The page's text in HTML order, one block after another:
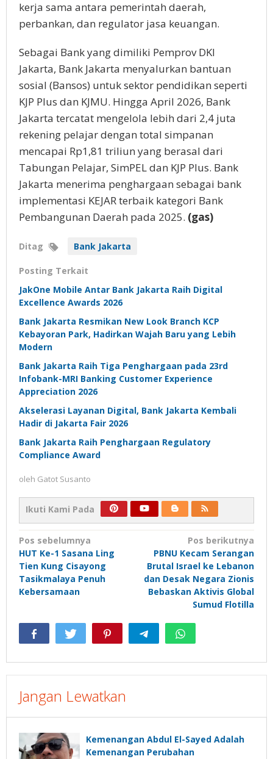
kerja sama antara pemerintah daerah,
perbankan, dan regulator jasa keuangan.
Sebagai Bank yang dimiliki Pemprov DKI
Jakarta, Bank Jakarta menyalurkan bantuan
sosial (Bansos) untuk sektor pendidikan seperti
KJP Plus dan KJMU. Hingga April 2026, Bank
Jakarta tercatat mengelola lebih dari 2,4 juta
rekening pelajar dengan total simpanan
mencapai Rp1,81 triliun yang berasal dari
Tabungan Pelajar, SimPEL dan KJP Plus. Bank
Jakarta menerima penghargaan sebagai bank
implementasi KEJAR terbaik kategori Bank
Pembangunan Daerah pada 2025. (gas)
Ditag Bank Jakarta
Posting Terkait
JakOne Mobile Antar Bank Jakarta Raih Digital
Excellence Awards 2026
Bank Jakarta Resmikan New Look Branch KCP
Kebayoran Park, Hadirkan Wajah Baru yang Lebih
Modern
Bank Jakarta Raih Tiga Penghargaan pada 23rd
Infobank-MRI Banking Customer Experience
Appreciation 2026
Akselerasi Layanan Digital, Bank Jakarta Kembali
Hadir di Jakarta Fair 2026
Bank Jakarta Raih Penghargaan Regulatory
Compliance Award
oleh Gatot Susanto
Ikuti Kami Pada
Navigasi
pos
Pos sebelumnya
HUT Ke-1 Sasana Ling
Tien Kung Cisayong
Tasikmalaya Penuh
Kebersamaan
Pos berikutnya
PBNU Kecam Serangan
Brutal Israel ke Lebanon
dan Desak Negara Zionis
Bebaskan Aktivis Global
Sumud Flotilla
Jangan Lewatkan
Kemenangan Abdul El-Sayed Adalah
Kemenangan Perubahan